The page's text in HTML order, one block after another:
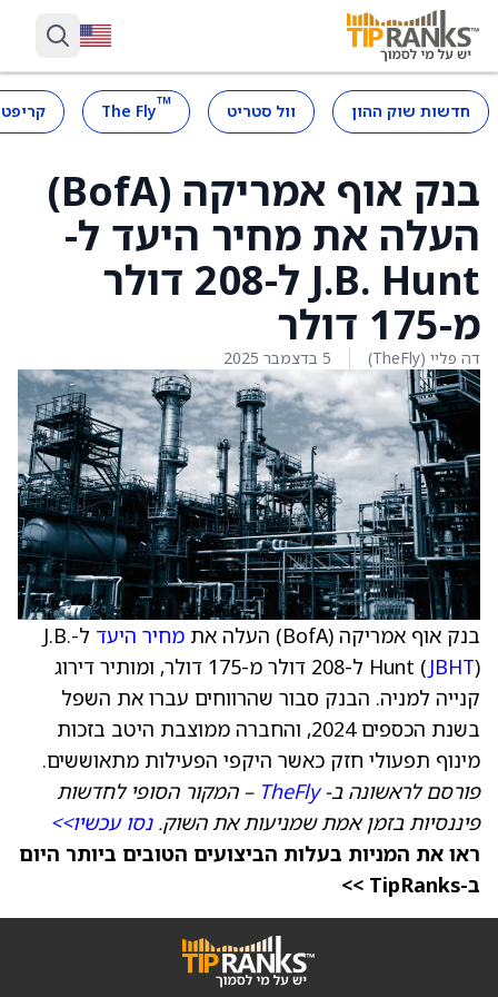
חדשות שוק ההון וול סטריט ™
The Fly
בנק אוף אמריקה (BofA)
העלה את מחיר היעד ל-
J.B. Hunt ל-208 דולר
מ-175 דולר
דה פליי (TheFly) 5 בדצמבר 2025
בנק אוף אמריקה (BofA) העלה את מחיר היעד
ל-J.B.
Hunt ( JBHT
) ל-208 דולר מ-175 דולר, ומותיר דירוג
קנייה למניה. הבנק סבור שהרווחים עברו את השפל
בשנת הכספים 2024, והחברה ממוצבת היטב בזכות
מינוף תפעולי חזק כאשר היקפי הפעילות מתאוששים.
פורסם לראשונה ב-TheFly – המקור הסופי לחדשות
פיננסיות בזמן אמת שמניעות את השוק.נסו עכשיו>>
ראו את המניות בעלות הביצועים הטובים ביותר היום
ב-TipRanks >>